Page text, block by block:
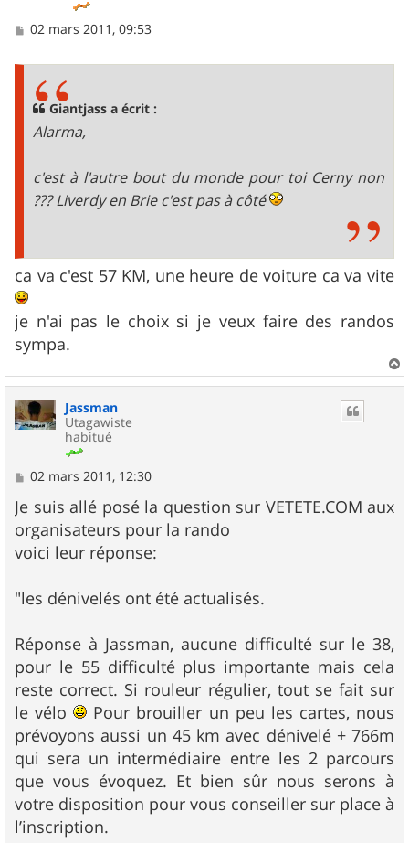
M
02 mars 2011, 09:53
Giantjass a écrit :
Alarma,
c'est à l'autre bout du monde pour toi Cerny non
??? Liverdy en Brie c'est pas à côté
ca va c'est 57 KM, une heure de voiture ca va vite
je n'ai pas le choix si je veux faire des randos
sympa.
a
Jassman
Utagawiste
habitué
M
s
s
a
g
e
02 mars 2011, 12:30
Je suis allé posé la question sur VETETE.COM aux
organisateurs pour la rando
voici leur réponse:
"les dénivelés ont été actualisés.
Réponse à Jassman, aucune difficulté sur le 38,
pour le 55 difficulté plus importante mais cela
reste correct. Si rouleur régulier, tout se fait sur
le vélo
Pour brouiller un peu les cartes, nous
prévoyons aussi un 45 km avec dénivelé + 766m
qui sera un intermédiaire entre les 2 parcours
que vous évoquez. Et bien sûr nous serons à
votre disposition pour vous conseiller sur place à
l’inscription.